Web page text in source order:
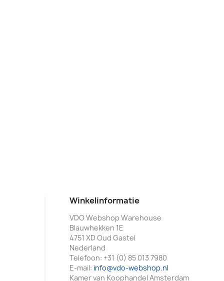
Winkelinformatie
VDO Webshop Warehouse
Blauwhekken 1E
4751 XD Oud Gastel
Nederland
Telefoon: +31 (0) 85 013 7980
E-mail: info@vdo-webshop.nl
Kamer van Koophandel Amsterdam